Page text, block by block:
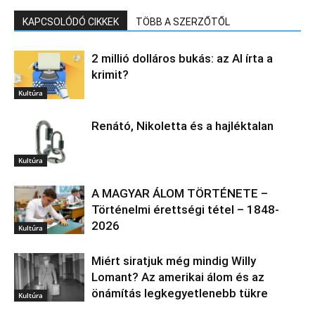
KAPCSOLÓDÓ CIKKEK TÖBB A SZERZŐTŐL
Kultúra
2 millió dolláros bukás: az AI írta a
krimit?
Kultúra
Renátó, Nikoletta és a hajléktalan
Kultúra
A MAGYAR ÁLOM TÖRTÉNETE –
Történelmi érettségi tétel – 1848-
2026
Kultúra
Miért siratjuk még mindig Willy
Lomant? Az amerikai álom és az
önámítás legkegyetlenebb tükre